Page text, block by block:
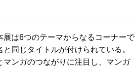
は6つのテーマからなるコーナーで
同じタイトルが付けられている。
ンガのつながりに注目し、マンガ